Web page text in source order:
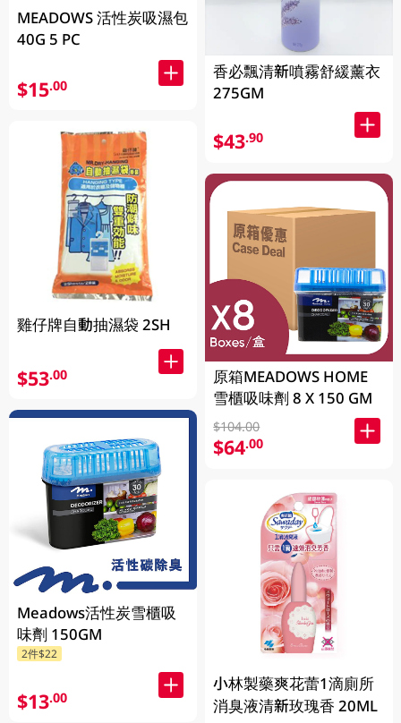
MEADOWS 活性炭吸濕包
40G 5 PC
$15.00
雞仔牌自動抽濕袋 2SH
$53.00
Meadows活性炭雪櫃吸
味劑 150GM
2件$22
$13.00
香必飄清新噴霧舒緩薰衣
275GM
$43.90
原箱MEADOWS HOME
雪櫃吸味劑 8 X 150 GM
$104.00
$64.00
小林製藥爽花蕾1滴廁所
消臭液清新玫瑰香 20ML